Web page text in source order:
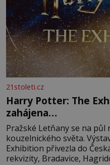
21stoleti.cz
Harry Potter: The
zahájena…
Pražské Letňany se na
kouzelnického světa.
Exhibition přivezla do
rekvizity, Bradavice,